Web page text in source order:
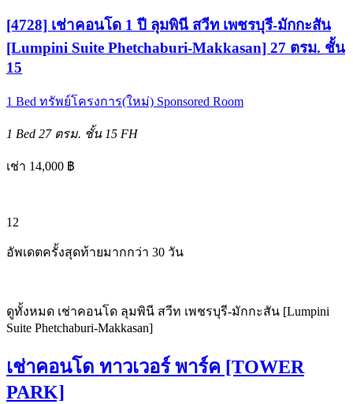
[4728] เช่าคอนโด 1 ปี ลุมพินี สวีท เพชรบุรี-มักกะสัน
[Lumpini Suite Phetchaburi-Makkasan] 27 ตรม. ชั้น
15
1 Bed ทรัพย์โครงการ(ใหม่) Sponsored Room
1 Bed 27 ตรม. ชั้น 15 FH
เช่า 14,000 ฿
12
อัพเดตครั้งสุดท้ายมากกว่า 30 วัน
ดูทั้งหมด เช่าคอนโด ลุมพินี สวีท เพชรบุรี-มักกะสัน [Lumpini
Suite Phetchaburi-Makkasan]
เช่าคอนโด ทาวเวอร์ พาร์ค [TOWER
PARK]